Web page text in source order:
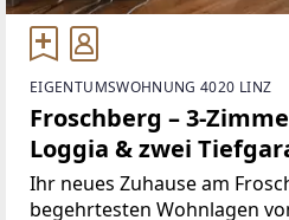
EIGENTUMSWOHNUNG 4020 LINZ
Froschberg – 3-
Loggia & zwei
Ihr neues Zuhause am
begehrtesten Wohnlagen